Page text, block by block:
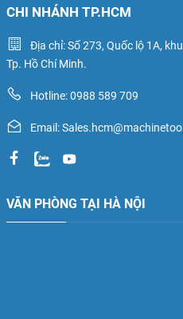
CHI NHÁNH TP.HCM
Địa chỉ: Số 273, Quốc lộ 1A,
Tp. Hồ Chí Minh.
Hotline: 0988 589 709
Email:
VĂN PHÒNG TẠI HÀ NỘI